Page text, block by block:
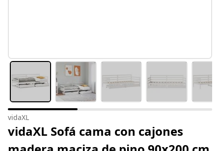
vidaXL
vidaXL Sofá cama con cajones